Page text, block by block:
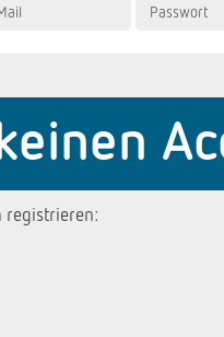
registrieren: